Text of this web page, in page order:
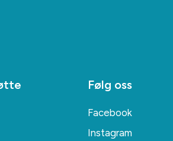
Følg oss
Facebook
Instagram